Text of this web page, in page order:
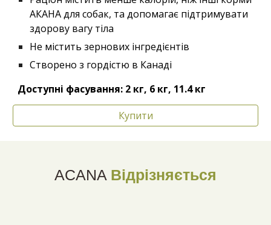
АКАНА для собак, та допомагає підтримувати
здорову вагу тіла
Не містить зернових інгредієнтів
Створено з гордістю в Канаді
Доступні фасування: 2 кг, 6 кг, 11.4 кг
Купити
ACANA Відрізняється